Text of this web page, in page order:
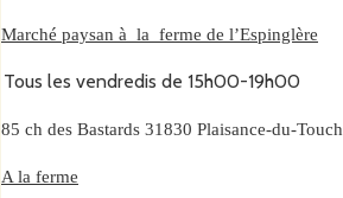
Marché paysan à la ferme de l’Espinglère
Tous les vendredis de 15h00-19h00
85 ch des Bastards 31830 Plaisance-du-Touch
A la ferme